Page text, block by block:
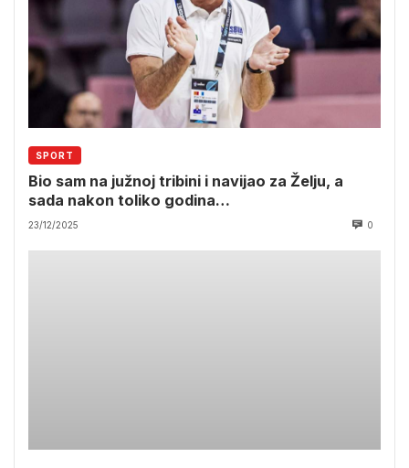
SPORT
Bio sam na južnoj tribini i navijao za Želju, a
sada nakon toliko godina…
23/12/2025 0